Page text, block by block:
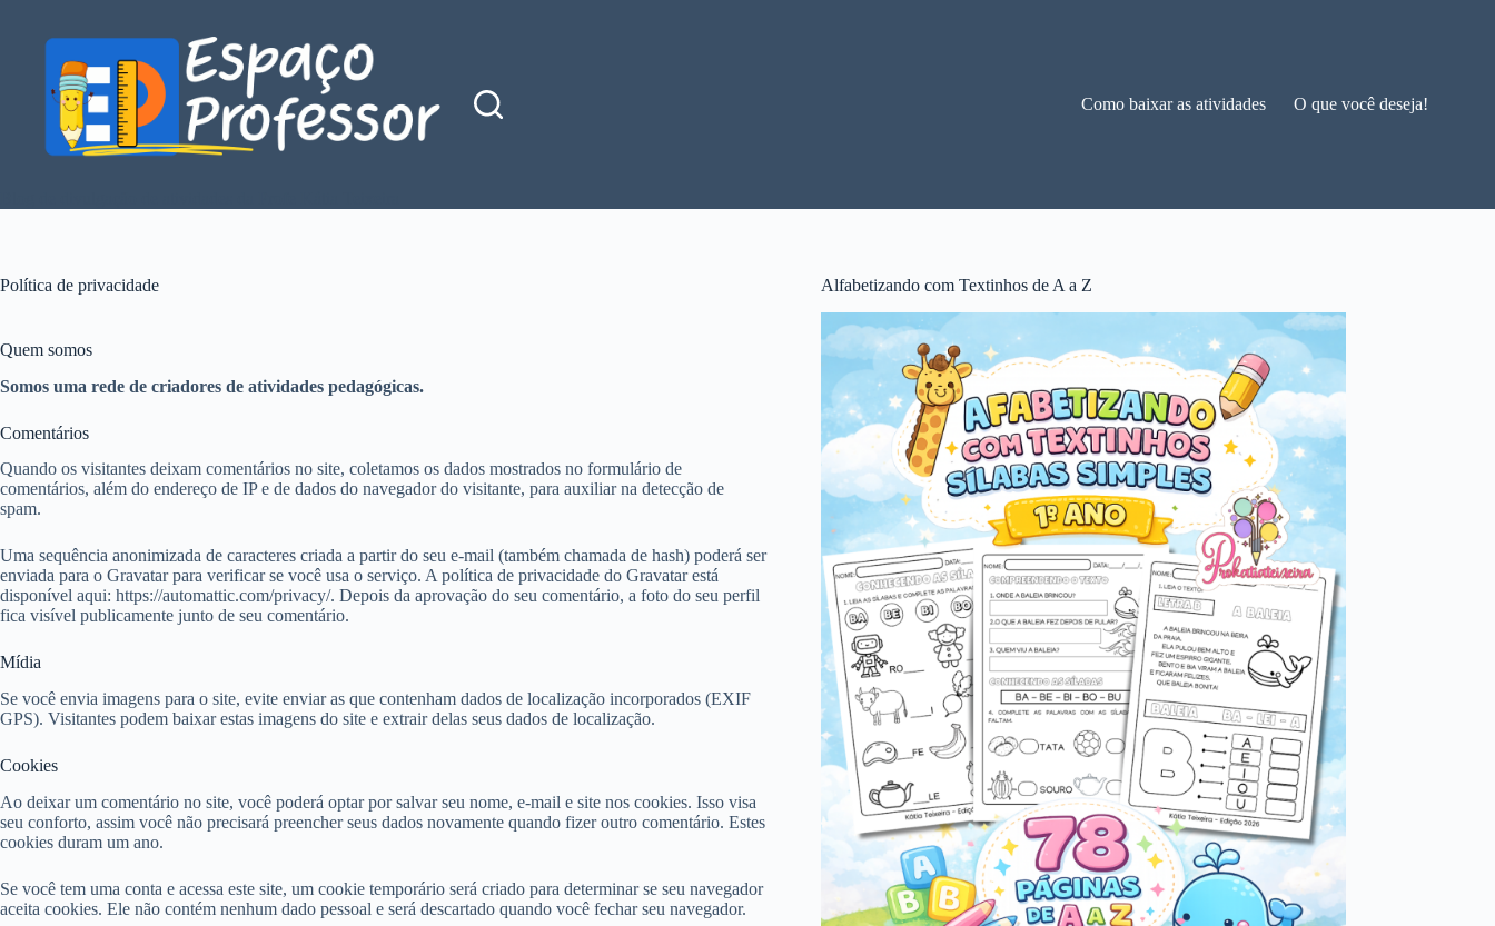
conteúdo
Como baixar as atividades O que você deseja!
Política de privacidade
Quem somos
Somos uma rede de criadores de atividades pedagógicas.
Comentários
Quando os visitantes deixam comentários no site, coletamos os dados mostrados no formulário de
comentários, além do endereço de IP e de dados do navegador do visitante, para auxiliar na detecção de
spam.
Uma sequência anonimizada de caracteres criada a partir do seu e-mail (também chamada de hash) poderá ser
enviada para o Gravatar para verificar se você usa o serviço. A política de privacidade do Gravatar está
disponível aqui: https://automattic.com/privacy/. Depois da aprovação do seu comentário, a foto do seu perfil
fica visível publicamente junto de seu comentário.
Mídia
Se você envia imagens para o site, evite enviar as que contenham dados de localização incorporados (EXIF
GPS). Visitantes podem baixar estas imagens do site e extrair delas seus dados de localização.
Cookies
Ao deixar um comentário no site, você poderá optar por salvar seu nome, e-mail e site nos cookies. Isso visa
seu conforto, assim você não precisará preencher seus dados novamente quando fizer outro comentário. Estes
cookies duram um ano.
Se você tem uma conta e acessa este site, um cookie temporário será criado para determinar se seu navegador
aceita cookies. Ele não contém nenhum dado pessoal e será descartado quando você fechar seu navegador.
Alfabetizando com Textinhos de A a Z